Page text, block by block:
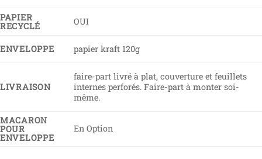
PAPIER
RECYCLÉ OUI
ENVELOPPE papier kraft 120g
LIVRAISON
faire-part livré à plat, couverture et feuillets
internes perforés. Faire-part à monter soi-
même.
MACARON
POUR
ENVELOPPE
En Option